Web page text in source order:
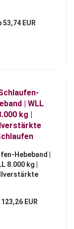
53,74 EUR
Hebeband |
8.000 kg |
EUR